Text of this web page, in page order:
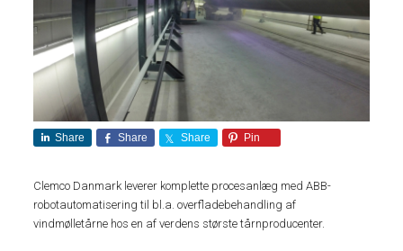
Share Share Share Pin
Clemco Danmark leverer komplette procesanlæg med ABB-
robotautomatisering til bl.a. overfladebehandling af
vindmølletårne hos en af verdens største tårnproducenter.